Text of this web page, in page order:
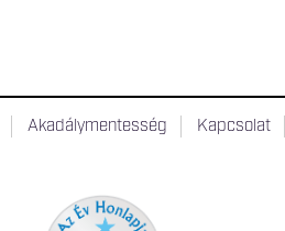
Akadálymentesség Kapcsolat